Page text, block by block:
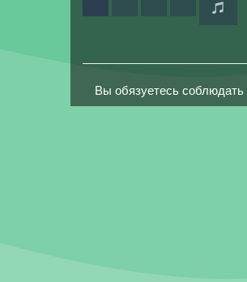
Вы обязуетесь соблюдать